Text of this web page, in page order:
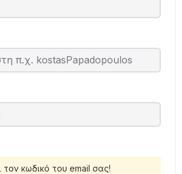
τον κωδικό του email σας!